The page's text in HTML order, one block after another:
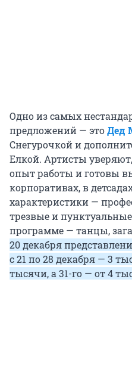
Одно из самых
предложений — этоДед
Снегурочкой и
Елкой. Артисты
опыт работы и готовы
корпоративах, в
характеристики —
трезвые и
программе — танцы,
20 декабря
с 21 по 28 декабря — 3
тысячи, а 31-го — от 4